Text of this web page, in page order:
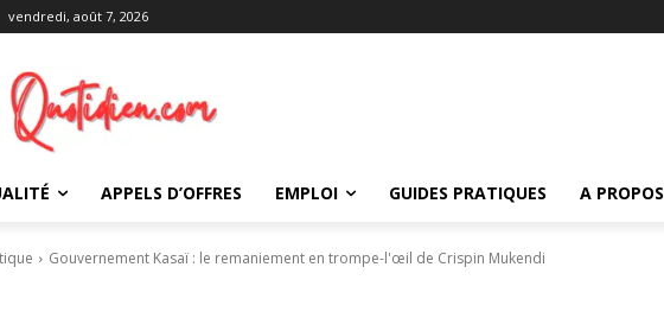
vendredi, août 7, 2026
APPELS D’OFFRES EMPLOI GUIDES PRATIQUES A PROPOS
Gouvernement Kasaï : le remaniement en trompe-l'œil de Crispin Mukendi